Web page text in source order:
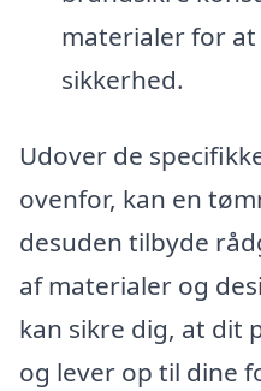
materialer for
sikkerhed.
Udover de
ovenfor, kan en
desuden tilbyde
af materialer og
kan sikre dig, at dit
og lever op til dine